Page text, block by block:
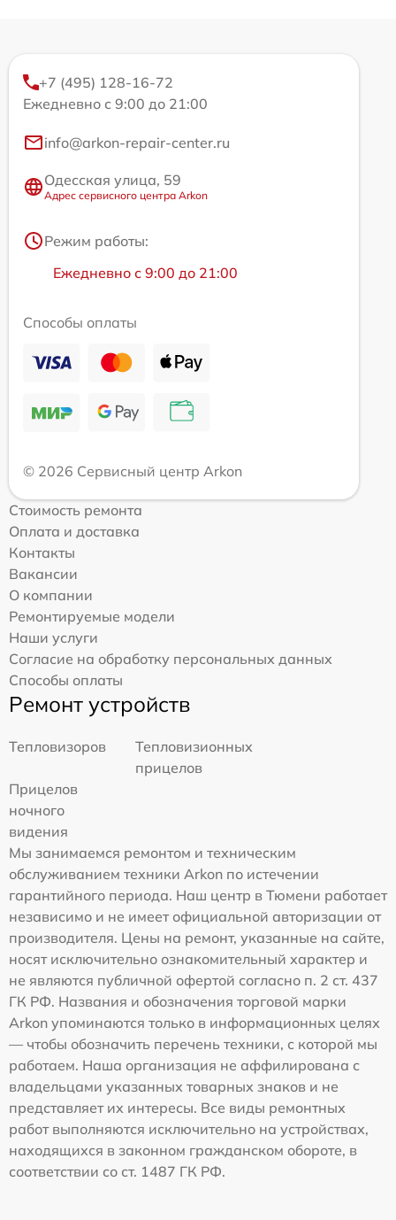
+7 (495) 128-16-72
Ежедневно с 9:00 до 21:00
info@arkon-repair-center.ru
Одесская улица, 59
Адрес сервисного центра Arkon
Режим работы:
Ежедневно с 9:00 до 21:00
Способы оплаты
© 2026 Сервисный центр Arkon
Стоимость ремонта
Оплата и доставка
Контакты
Вакансии
О компании
Ремонтируемые модели
Наши услуги
Согласие на обработку персональных данных
Способы оплаты
Ремонт устройств
Тепловизоров
Тепловизионных
прицелов
Прицелов
ночного
видения
Мы занимаемся ремонтом и техническим
обслуживанием техники Arkon по истечении
гарантийного периода. Наш центр в Тюмени работает
независимо и не имеет официальной авторизации от
производителя. Цены на ремонт, указанные на сайте,
носят исключительно ознакомительный характер и
не являются публичной офертой согласно п. 2 ст. 437
ГК РФ. Названия и обозначения торговой марки
Arkon упоминаются только в информационных целях
— чтобы обозначить перечень техники, с которой мы
работаем. Наша организация не аффилирована с
владельцами указанных товарных знаков и не
представляет их интересы. Все виды ремонтных
работ выполняются исключительно на устройствах,
находящихся в законном гражданском обороте, в
соответствии со ст. 1487 ГК РФ.